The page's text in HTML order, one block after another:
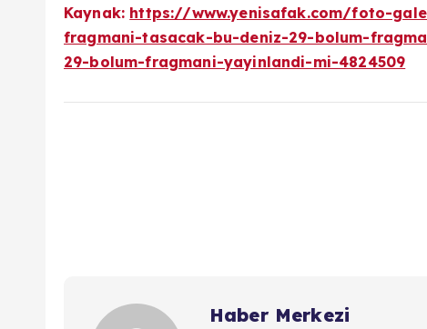
Kaynak: https://www.yenisafak.com/foto-
fragmani-tasacak-bu-deniz-29-bolum-
29-bolum-fragmani-yayinlandi-mi-4824509
Haber Merkezi